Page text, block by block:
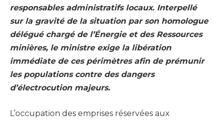
responsables administratifs locaux. Interpellé
sur la gravité de la situation par son homologue
délégué chargé de l’Énergie et des Ressources
minières, le ministre exige la libération
immédiate de ces périmètres afin de prémunir
les populations contre des dangers
d’électrocution majeurs.
L’occupation des emprises réservées aux